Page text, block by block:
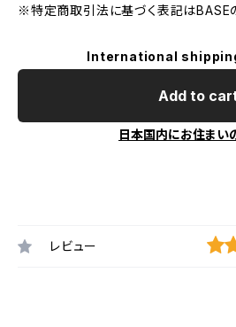
※特定商取引法に基づく表記はBASE
International
Add to
日本国内にお住まい
レビュー